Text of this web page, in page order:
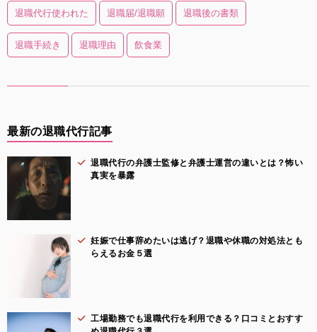
退職代行使われた 退職届/退職願 退職後の書類
退職手続き 退職理由 飲食業
最新の退職代行記事
退職代行の弁護士監修と弁護士運営の違いとは？怖い
真実を暴露
妊娠で仕事辞めたいは逃げ？退職や休職の対処法とも
らえるお金５選
工場勤務でも退職代行を利用できる？口コミとおすす